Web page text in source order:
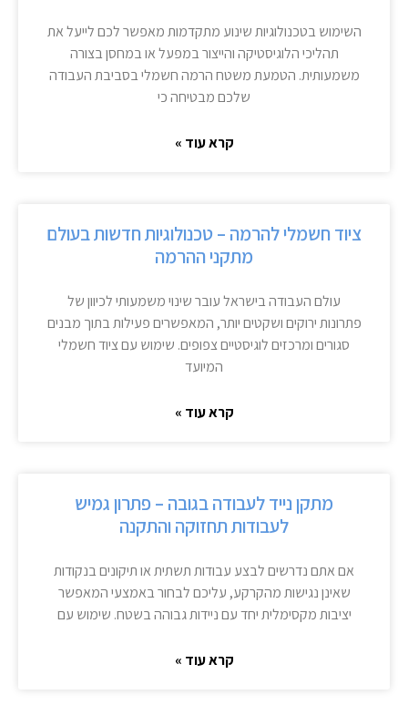
השימוש בטכנולוגיות שינוע מתקדמות מאפשר לכם לייעל את
תהליכי הלוגיסטיקה והייצור במפעל או במחסן בצורה
משמעותית. הטמעת משטח הרמה חשמלי בסביבת העבודה
שלכם מבטיחה כי
קרא עוד »
ציוד חשמלי להרמה – טכנולוגיות חדשות בעולם
מתקני ההרמה
עולם העבודה בישראל עובר שינוי משמעותי לכיוון של
פתרונות ירוקים ושקטים יותר, המאפשרים פעילות בתוך מבנים
סגורים ומרכזים לוגיסטיים צפופים. שימוש עם ציוד חשמלי
המיועד
קרא עוד »
מתקן נייד לעבודה בגובה – פתרון גמיש
לעבודות תחזוקה והתקנה
אם אתם נדרשים לבצע עבודות תשתית או תיקונים בנקודות
שאינן נגישות מהקרקע, עליכם לבחור באמצעי המאפשר
יציבות מקסימלית יחד עם ניידות גבוהה בשטח. שימוש עם
קרא עוד »